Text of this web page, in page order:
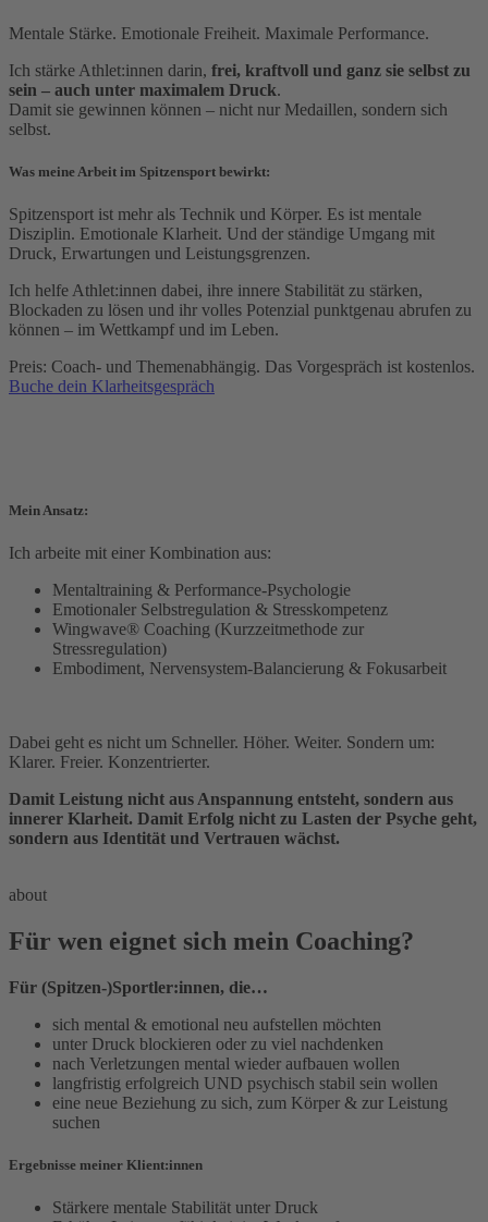
Mentale Stärke. Emotionale Freiheit. Maximale Performance.
Ich stärke Athlet:innen darin, frei, kraftvoll und ganz sie selbst zu
sein – auch unter maximalem Druck.
Damit sie gewinnen können – nicht nur Medaillen, sondern sich
selbst.
Was meine Arbeit im Spitzensport bewirkt:
Spitzensport ist mehr als Technik und Körper. Es ist mentale
Disziplin. Emotionale Klarheit. Und der ständige Umgang mit
Druck, Erwartungen und Leistungsgrenzen.
Ich helfe Athlet:innen dabei, ihre innere Stabilität zu stärken,
Blockaden zu lösen und ihr volles Potenzial punktgenau abrufen zu
können – im Wettkampf und im Leben.
Preis: Coach- und Themenabhängig. Das Vorgespräch ist kostenlos.
Buche dein Klarheitsgespräch
Mein Ansatz:
Ich arbeite mit einer Kombination aus:
Mentaltraining & Performance-Psychologie
Emotionaler Selbstregulation & Stresskompetenz
Wingwave® Coaching (Kurzzeitmethode zur
Stressregulation)
Embodiment, Nervensystem-Balancierung & Fokusarbeit
Dabei geht es nicht um Schneller. Höher. Weiter. Sondern um:
Klarer. Freier. Konzentrierter.
Damit Leistung nicht aus Anspannung entsteht, sondern aus
innerer Klarheit. Damit Erfolg nicht zu Lasten der Psyche geht,
sondern aus Identität und Vertrauen wächst.
about
Für wen eignet sich mein Coaching?
Für (Spitzen-)Sportler:innen, die…
sich mental & emotional neu aufstellen möchten
unter Druck blockieren oder zu viel nachdenken
nach Verletzungen mental wieder aufbauen wollen
langfristig erfolgreich UND psychisch stabil sein wollen
eine neue Beziehung zu sich, zum Körper & zur Leistung
suchen
Ergebnisse meiner Klient:innen
Stärkere mentale Stabilität unter Druck